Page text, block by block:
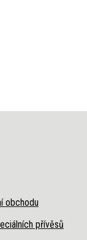
obchodu
přívěsů